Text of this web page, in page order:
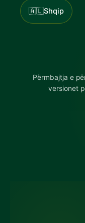
🇦🇱Shqip
Përmbajtja e
versionet